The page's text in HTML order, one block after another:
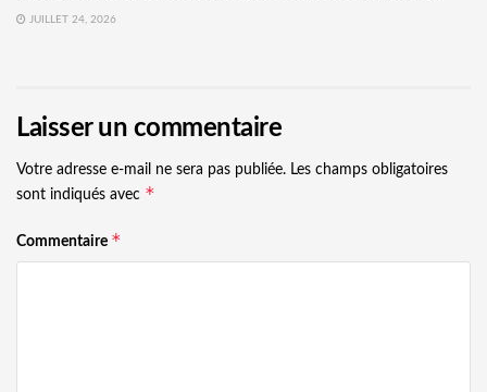
JUILLET 24, 2026
Laisser un commentaire
Votre adresse e-mail ne sera pas publiée. Les champs obligatoires
sont indiqués avec *
Commentaire *